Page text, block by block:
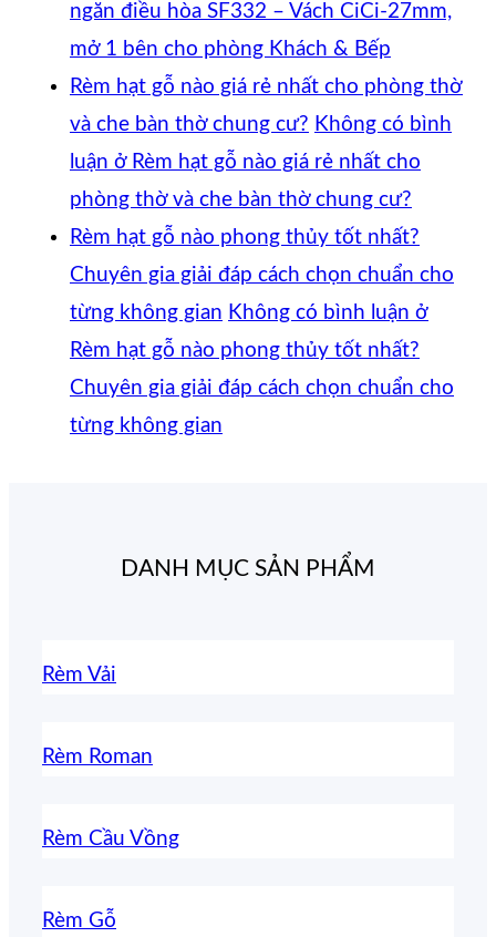
ngăn điều hòa SF332 – Vách CiCi-27mm,
mở 1 bên cho phòng Khách & Bếp
Rèm hạt gỗ nào giá rẻ nhất cho phòng thờ
và che bàn thờ chung cư? Không có bình
luận ở Rèm hạt gỗ nào giá rẻ nhất cho
phòng thờ và che bàn thờ chung cư?
Rèm hạt gỗ nào phong thủy tốt nhất?
Chuyên gia giải đáp cách chọn chuẩn cho
từng không gian Không có bình luận ở
Rèm hạt gỗ nào phong thủy tốt nhất?
Chuyên gia giải đáp cách chọn chuẩn cho
từng không gian
DANH MỤC SẢN PHẨM
Rèm Vải
Rèm Roman
Rèm Cầu Vồng
Rèm Gỗ